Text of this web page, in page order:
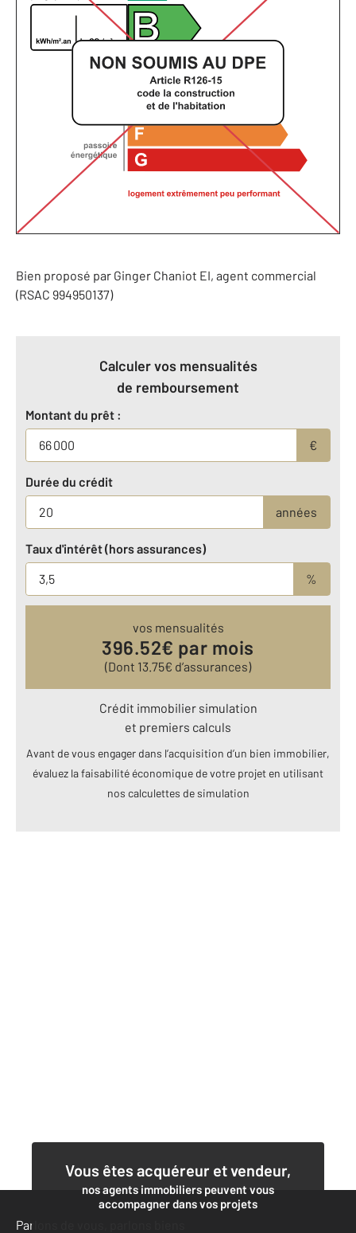
Bien proposé par Ginger Chaniot EI, agent commercial
(RSAC 994950137)
Calculer vos mensualités
de remboursement
Montant du prêt :
€
Durée du crédit
années
Taux d'intérêt (hors assurances)
%
vos mensualités
396.52€ par mois
(Dont 13.75€ d’assurances)
Crédit immobilier simulation
et premiers calculs
Avant de vous engager dans l’acquisition d’un bien immobilier,
évaluez la faisabilité économique de votre projet en utilisant
nos calculettes de simulation
Vous êtes acquéreur et vendeur,
nos agents immobiliers peuvent vous
accompagner dans vos projets
Parlons de vous, parlons biens